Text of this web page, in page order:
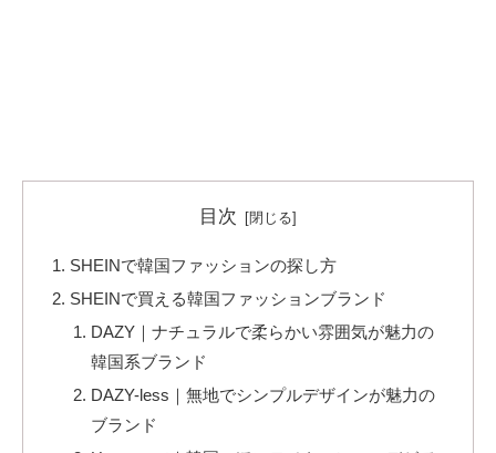
目次
SHEINで韓国ファッションの探し方
SHEINで買える韓国ファッションブランド
DAZY｜ナチュラルで柔らかい雰囲気が魅力の
韓国系ブランド
DAZY-less｜無地でシンプルデザインが魅力の
ブランド